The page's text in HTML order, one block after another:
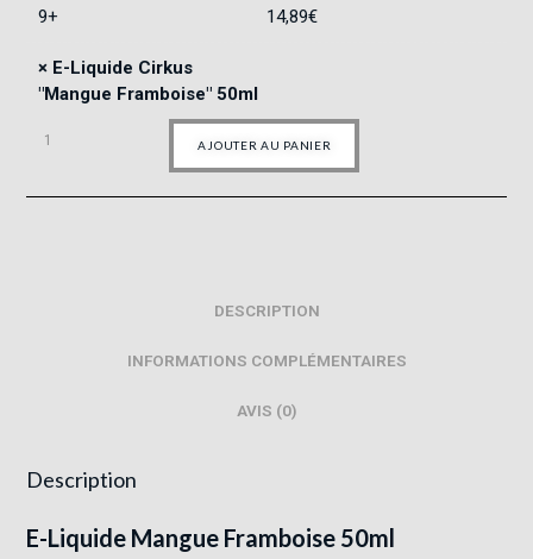
9+ 14,89€
× E-Liquide Cirkus
"Mangue Framboise" 50ml
AJOUTER AU PANIER
DESCRIPTION
INFORMATIONS COMPLÉMENTAIRES
AVIS (0)
Description
E-Liquide Mangue Framboise 50ml